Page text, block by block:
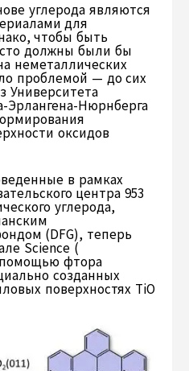
углерода являются
для
чтобы быть
должны были бы
неметаллических
проблемой — до сих
Университета
Эрлангена-Нюрнберга
оксидов
в рамках
центра 953
углерода,
(DFG), теперь
Science (
фтора
созданных
поверхностях TiO